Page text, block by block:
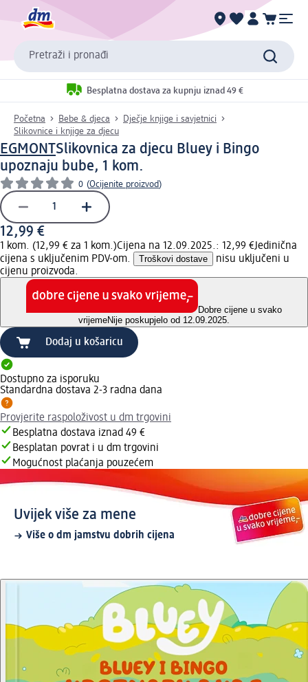
Pretraži i pronađi
Besplatna dostava za kupnju iznad 49 €
Početna Bebe & djeca
Dječje knjige i savjetnici
Slikovnice i knjige za djecu
EGMONTSlikovnica za djecu Bluey i Bingo
upoznaju bube, 1 kom.
0 (Ocijenite proizvod)
12,99 €
1 kom. (12,99 € za 1 kom.)Cijena na 12.09.2025.: 12,99 €Jedinična
cijena s uključenim PDV-om.
Troškovi dostave
nisu uključeni u
cijenu proizvoda.
Dobre cijene u svako
vrijemeNije poskupjelo od 12.09.2025.
Dodaj u košaricu
Dostupno za isporuku
Standardna dostava 2-3 radna dana
Provjerite raspoloživost u dm trgovini
Besplatna dostava iznad 49 €
Besplatan povrat i u dm trgovini
Mogućnost plaćanja pouzećem
Uvijek više za mene
Više o dm jamstvu dobrih cijena